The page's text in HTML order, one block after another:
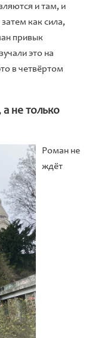
и там, и
как сила,
привык
это на
в четвёртом
не только
Роман не
ждёт